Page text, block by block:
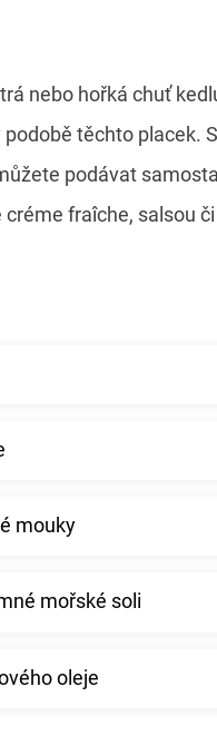
nebo hořká chuť
podobě těchto placek.
podávat
fraîche, salsou
mouky
mořské soli
oleje